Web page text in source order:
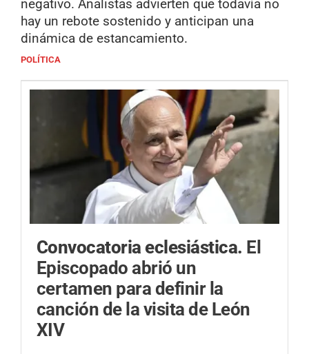
negativo. Analistas advierten que todavía no
hay un rebote sostenido y anticipan una
dinámica de estancamiento.
POLÍTICA
Convocatoria eclesiástica. El
Episcopado abrió un
certamen para definir la
canción de la visita de León
XIV